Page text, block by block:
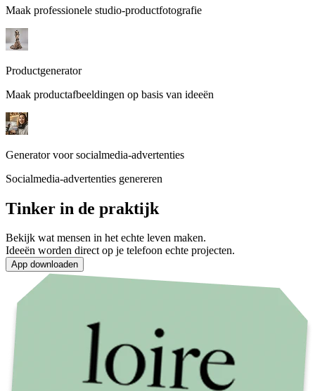
Maak professionele studio-productfotografie
Productgenerator
Maak productafbeeldingen op basis van ideeën
Generator voor socialmedia-advertenties
Socialmedia-advertenties genereren
Tinker in de praktijk
Bekijk wat mensen in het echte leven maken.
Ideeën worden direct op je telefoon echte projecten.
App downloaden